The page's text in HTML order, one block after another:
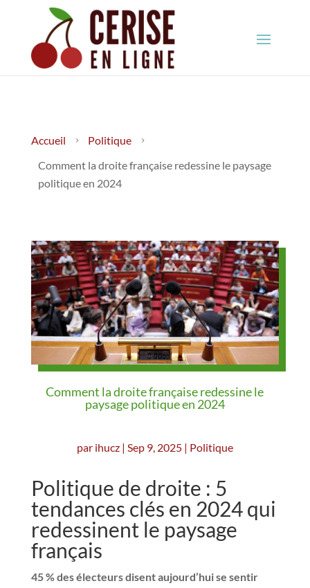
Accueil 5 Politique 5
Comment la droite française redessine le paysage
politique en 2024
Comment la droite française redessine le
paysage politique en 2024
par ihucz| Sep 9, 2025| Politique
Politique de droite : 5
tendances clés en 2024 qui
redessinent le paysage
français
45 % des électeurs disent aujourd’hui se sentir